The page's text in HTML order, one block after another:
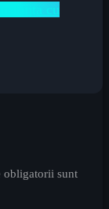
cu
obligatorii sunt